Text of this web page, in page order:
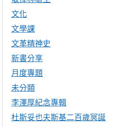
文化
文學課
文革精神史
新書分享
月度專題
未分類
李澤厚紀念專輯
杜斯妥也夫斯基二百歲冥誕